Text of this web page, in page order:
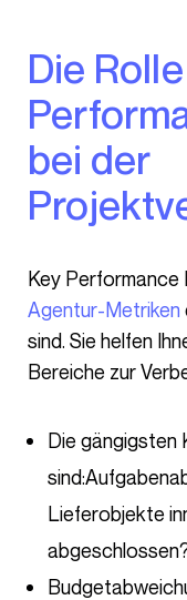
Die Rolle der Key
bei der
Key
Agentur-Metriken
sind. Sie helfen
Bereiche zur
Die gängigsten
sind:
Lieferobjekte